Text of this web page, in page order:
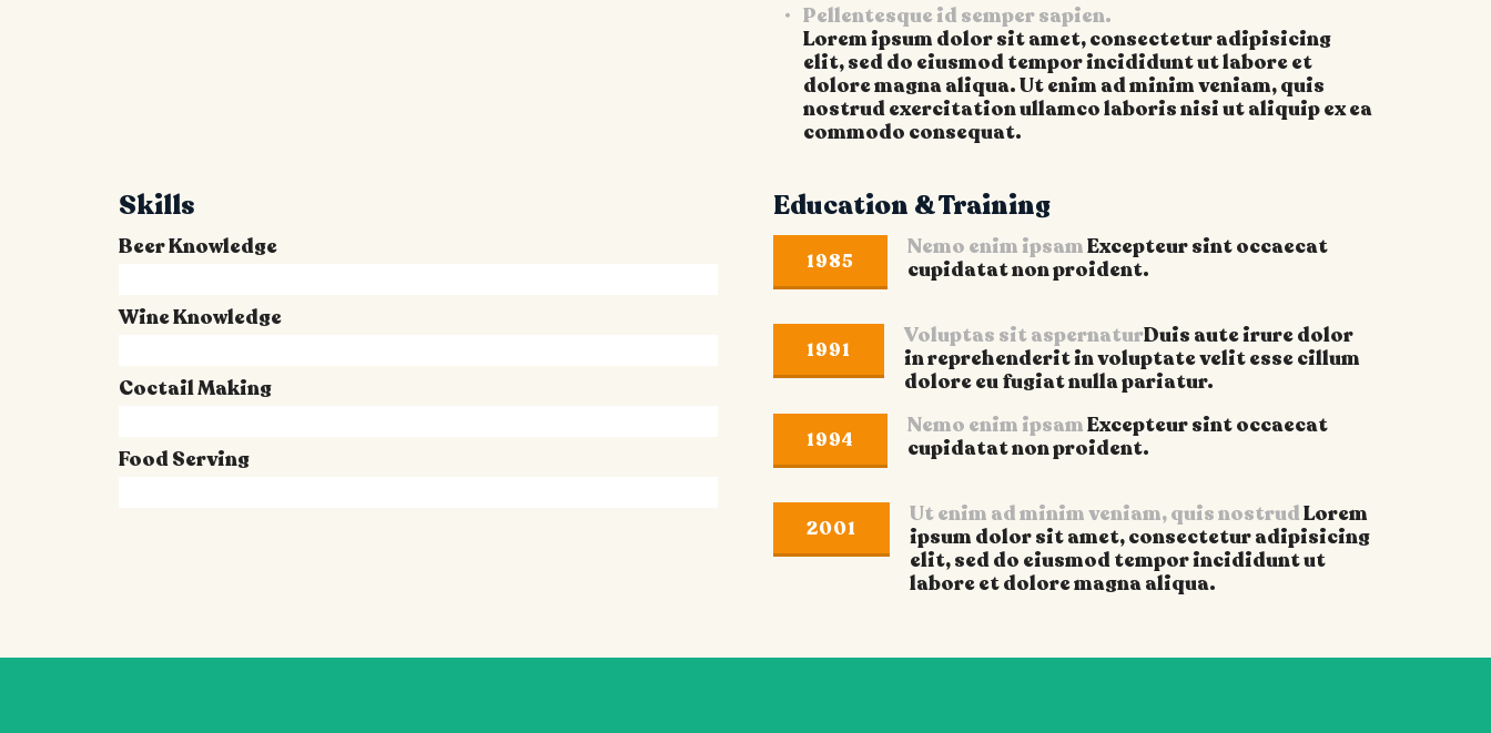
Pellentesque id semper sapien.
Lorem ipsum dolor sit amet, consectetur adipisicing
elit, sed do eiusmod tempor incididunt ut labore et
dolore magna aliqua. Ut enim ad minim veniam, quis
nostrud exercitation ullamco laboris nisi ut aliquip ex ea
commodo consequat.
Skills
Beer Knowledge
%
Wine Knowledge
%
Coctail Making
%
Food Serving
Education & Training
1985
Nemo enim ipsamExcepteur sint occaecat
cupidatat non proident.
1991
Voluptas sit aspernaturDuis aute irure dolor
in reprehenderit in voluptate velit esse cillum
dolore eu fugiat nulla pariatur.
1994
Nemo enim ipsamExcepteur sint occaecat
cupidatat non proident.
2001
Ut enim ad minim veniam, quis nostrudLorem
ipsum dolor sit amet, consectetur adipisicing
elit, sed do eiusmod tempor incididunt ut
labore et dolore magna aliqua.